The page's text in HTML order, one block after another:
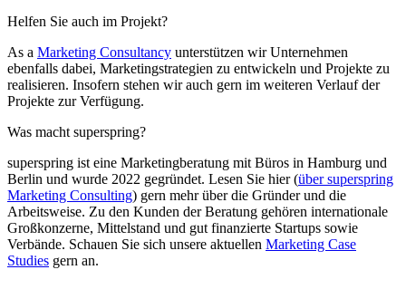
Helfen Sie auch im Projekt?
As a Marketing Consultancy unterstützen wir Unternehmen
ebenfalls dabei, Marketingstrategien zu entwickeln und Projekte zu
realisieren. Insofern stehen wir auch gern im weiteren Verlauf der
Projekte zur Verfügung.
Was macht superspring?
superspring ist eine Marketingberatung mit Büros in Hamburg und
Berlin und wurde 2022 gegründet. Lesen Sie hier (über superspring
Marketing Consulting) gern mehr über die Gründer und die
Arbeitsweise. Zu den Kunden der Beratung gehören internationale
Großkonzerne, Mittelstand und gut finanzierte Startups sowie
Verbände. Schauen Sie sich unsere aktuellen Marketing Case
Studies gern an.